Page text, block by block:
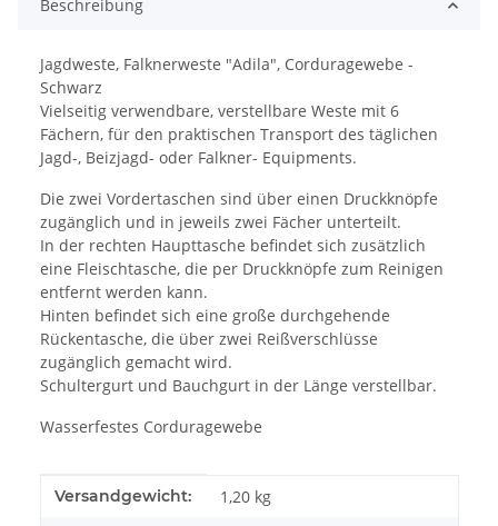
Beschreibung
Jagdweste, Falknerweste "Adila", Corduragewebe -
Schwarz
Vielseitig verwendbare, verstellbare Weste mit 6
Fächern, für den praktischen Transport des täglichen
Jagd-, Beizjagd- oder Falkner- Equipments.
Die zwei Vordertaschen sind über einen Druckknöpfe
zugänglich und in jeweils zwei Fächer unterteilt.
In der rechten Haupttasche befindet sich zusätzlich
eine Fleischtasche, die per Druckknöpfe zum Reinigen
entfernt werden kann.
Hinten befindet sich eine große durchgehende
Rückentasche, die über zwei Reißverschlüsse
zugänglich gemacht wird.
Schultergurt und Bauchgurt in der Länge verstellbar.
Wasserfestes Corduragewebe
Produkteigenschaft
Wert
Versandgewicht: 1,20 kg